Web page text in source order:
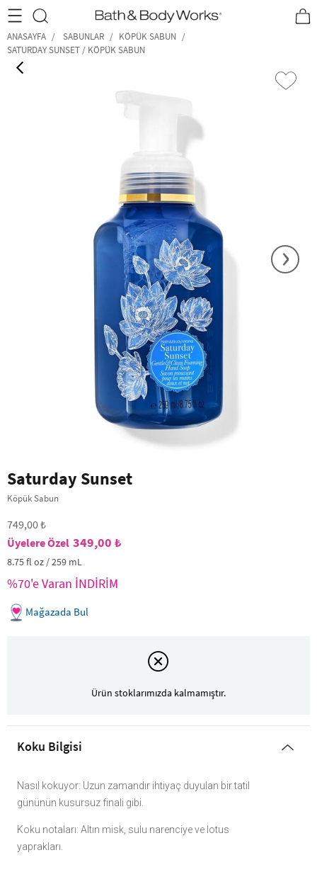
•2200₺ ve Üzeri Kargo Ücretsiz!• *Promosyon Detayları
ANASAYFA SABUNLAR
KÖPÜK SABUN
SATURDAY SUNSET / KÖPÜK SABUN
›
Saturday Sunset
Köpük Sabun
749,00 ₺
349,00 ₺
8.75 fl oz / 259 mL
%70'e Varan İNDİRİM
Mağazada Bul
Ürün stoklarımızda kalmamıştır.
Koku Bilgisi
Nasıl kokuyor: Uzun zamandır ihtiyaç duyulan bir tatil
gününün kusursuz finali gibi.
Koku notaları: Altın misk, sulu narenciye ve lotus
yaprakları.